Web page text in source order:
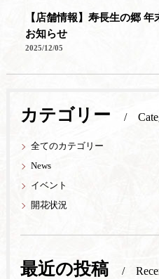
【店舗情報】寿長生の郷
お知らせ
2025/12/05
カテゴリー
全てのカテゴリー
News
イベント
開花状況
最近の投稿